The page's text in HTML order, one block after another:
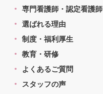
専門看護師・認定看護師
選ばれる理由
制度・福利厚生
教育・研修
よくあるご質問
スタッフの声